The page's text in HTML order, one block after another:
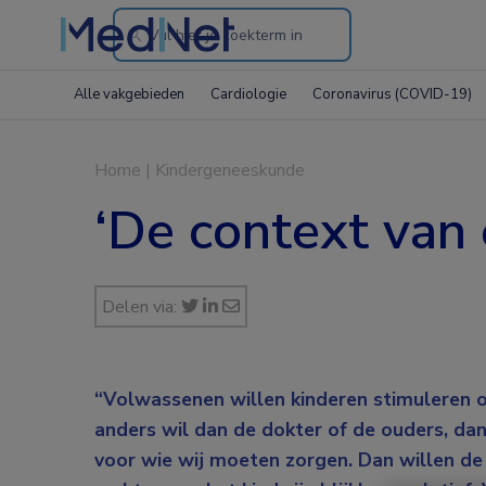
Search
the
Alle vakgebieden Cardiologie Coronavirus (COVID-19)
Home | Kindergeneeskunde
‘De context
Delen via:
“Volwassenen willen kinderen stimuleren
anders wil dan de dokter of de ouders,
voor wie wij moeten zorgen. Dan willen